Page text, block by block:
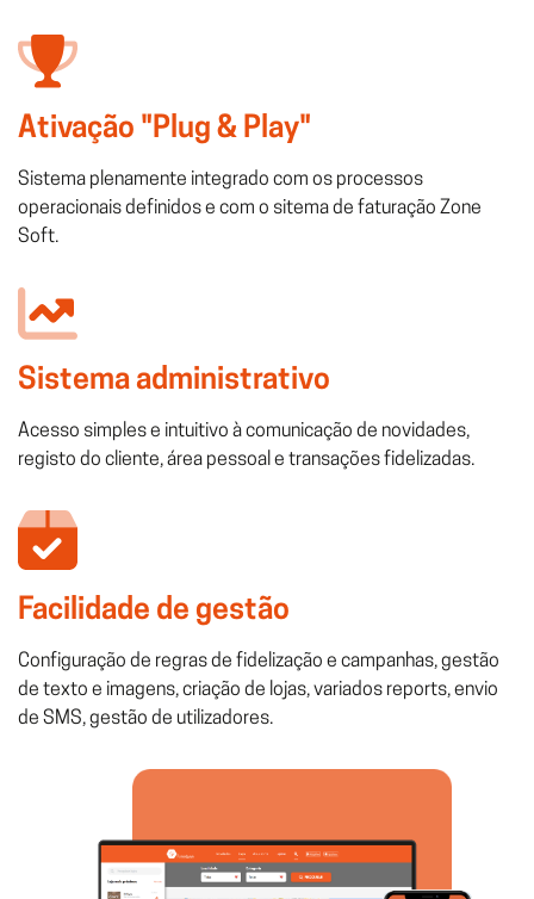
Ativação "Plug & Play"
Sistema plenamente integrado com os processos
operacionais definidos e com o sitema de faturação Zone
Soft.
Sistema administrativo
Acesso simples e intuitivo à comunicação de novidades,
registo do cliente, área pessoal e transações fidelizadas.
Facilidade de gestão
Configuração de regras de fidelização e campanhas, gestão
de texto e imagens, criação de lojas, variados reports, envio
de SMS, gestão de utilizadores.